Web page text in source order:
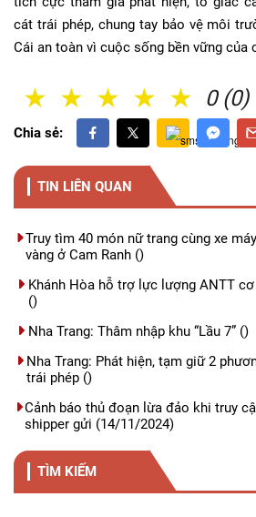
cát trái phép, chung tay bảo vệ môi
Cái an toàn vì cuộc sống bền vững của
0 (0)
5 Sao
4 Sao
3 Sao
2 Sao
1 Sao
Chia sẻ:
TIN LIÊN QUAN
Truy tìm 40 món nữ trang cùng xe
vàng ở Cam Ranh()
Khánh Hòa hỗ trợ lực lượng ANTT
()
Nha Trang: Thâm nhập khu “Lầu 7” ()
Nha Trang: Phát hiện, tạm giữ 2
trái phép ()
Cảnh báo thủ đoạn lừa đảo khi truy
shipper gửi (14/11/2024)
TÌM KIẾM